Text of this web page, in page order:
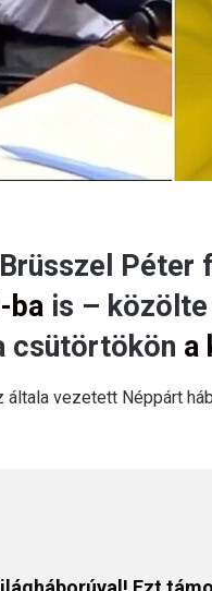
Péter
ba is – közölte
csütörtökön a
vezetett Néppárt